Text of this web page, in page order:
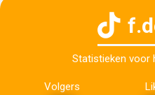
Statistieken voor
Volgers